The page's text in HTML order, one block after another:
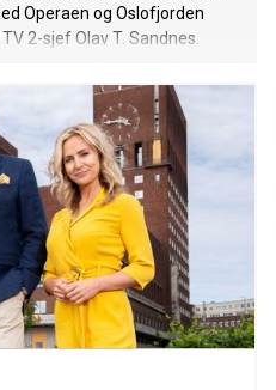
Operaen og Oslofjorden
2-sjef Olav T. Sandnes.